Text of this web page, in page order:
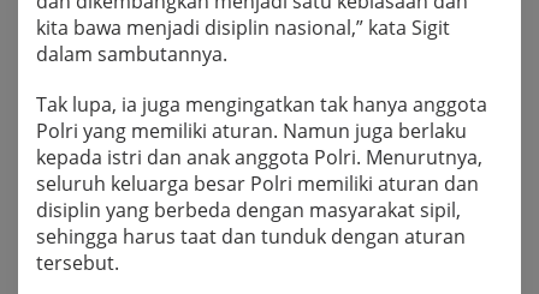
kita bawa menjadi disiplin nasional,” kata Sigit
dalam sambutannya.
Tak lupa, ia juga mengingatkan tak hanya anggota
Polri yang memiliki aturan. Namun juga berlaku
kepada istri dan anak anggota Polri. Menurutnya,
seluruh keluarga besar Polri memiliki aturan dan
disiplin yang berbeda dengan masyarakat sipil,
sehingga harus taat dan tunduk dengan aturan
tersebut.